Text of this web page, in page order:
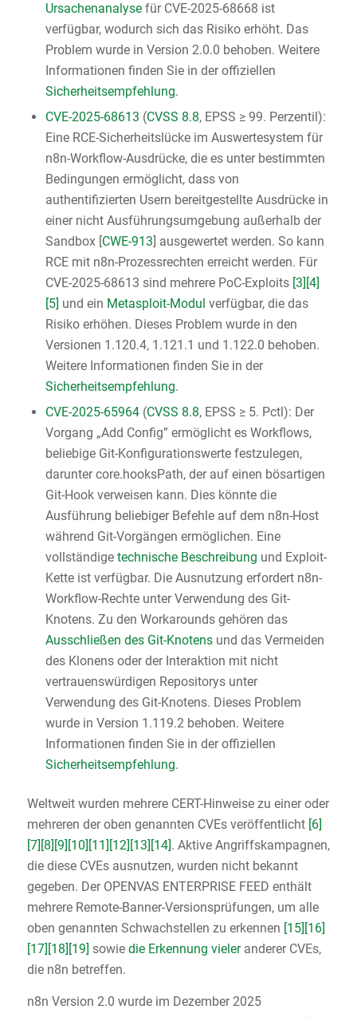
Ursachenanalysefür CVE-2025-68668 ist
verfügbar, wodurch sich das Risiko erhöht. Das
Problem wurde in Version 2.0.0 behoben. Weitere
Informationen finden Sie in der offiziellen
Sicherheitsempfehlung.
CVE-2025-68613 (CVSS 8.8, EPSS ≥ 99. Perzentil):
Eine RCE-Sicherheitslücke im Auswertesystem für
n8n-Workflow-Ausdrücke, die es unter bestimmten
Bedingungen ermöglicht, dass von
authentifizierten Usern bereitgestellte Ausdrücke in
einer nicht Ausführungsumgebung außerhalb der
Sandbox [CWE-913] ausgewertet werden. So kann
RCE mit n8n-Prozessrechten erreicht werden. Für
CVE-2025-68613 sind mehrere PoC-Exploits [3] [4]
[5] und ein Metasploit-Modul verfügbar, die das
Risiko erhöhen. Dieses Problem wurde in den
Versionen 1.120.4, 1.121.1 und 1.122.0 behoben.
Weitere Informationen finden Sie in der
Sicherheitsempfehlung.
CVE-2025-65964(CVSS 8.8, EPSS ≥ 5. Pctl): Der
Vorgang „Add Config” ermöglicht es Workflows,
beliebige Git-Konfigurationswerte festzulegen,
darunter core.hooksPath, der auf einen bösartigen
Git-Hook verweisen kann. Dies könnte die
Ausführung beliebiger Befehle auf dem n8n-Host
während Git-Vorgängen ermöglichen. Eine
vollständige technische Beschreibung und Exploit-
Kette ist verfügbar. Die Ausnutzung erfordert n8n-
Workflow-Rechte unter Verwendung des Git-
Knotens. Zu den Workarounds gehören das
Ausschließen des Git-Knotensund das Vermeiden
des Klonens oder der Interaktion mit nicht
vertrauenswürdigen Repositorys unter
Verwendung des Git-Knotens. Dieses Problem
wurde in Version 1.119.2 behoben. Weitere
Informationen finden Sie in der offiziellen
Sicherheitsempfehlung.
Weltweit wurden mehrere CERT-Hinweise zu einer oder
mehreren der oben genannten CVEs veröffentlicht [6]
[7] [8] [9] [10] [11] [12] [13] [14]. Aktive Angriffskampagnen,
die diese CVEs ausnutzen, wurden nicht bekannt
gegeben. Der OPENVAS ENTERPRISE FEED enthält
mehrere Remote-Banner-Versionsprüfungen, um alle
oben genannten Schwachstellen zu erkennen [15] [16]
[17] [18] [19] sowie die Erkennung vieleranderer CVEs,
die n8n betreffen.
n8n Version 2.0 wurde im Dezember 2025